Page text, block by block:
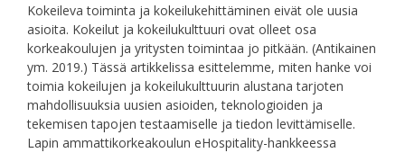
Kokeileva toiminta ja kokeilukehittäminen eivät ole uusia
asioita. Kokeilut ja kokeilukulttuuri ovat olleet osa
korkeakoulujen ja yritysten toimintaa jo pitkään. (Antikainen
ym. 2019.) Tässä artikkelissa esittelemme, miten hanke voi
toimia kokeilujen ja kokeilukulttuurin alustana tarjoten
mahdollisuuksia uusien asioiden, teknologioiden ja
tekemisen tapojen testaamiselle ja tiedon levittämiselle.
Lapin ammattikorkeakoulun eHospitality-hankkeessa